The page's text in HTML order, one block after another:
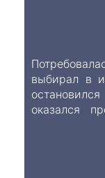
выбирал в
оказался
произвёл